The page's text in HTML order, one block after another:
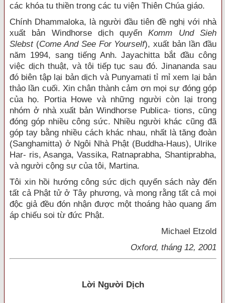
các khóa tu thiền trong các tu viện Thiên Chúa giáo.
Chính Dhammaloka, là người đầu tiên đề nghị với nhà
xuất bản Windhorse dịch quyểnKomm Und Sieh
Slebst (Come And See For Yourself), xuất bản lần đầu
năm 1994, sang tiếng Anh. Jayachitta bắt đầu công
việc dịch thuật, và tôi tiếp tục sau đó. Jinananda sau
đó biên tập lại bản dịch và Punyamati tỉ mỉ xem lại bản
thảo lần cuối. Xin chân thành cảm ơn mọi sự đóng góp
của họ. Portia Howe và những người còn lại trong
nhóm ở nhà xuất bản Windhorse Publica- tions, cũng
đóng góp nhiều công sức. Nhiều người khác cũng đã
góp tay bằng nhiều cách khác nhau, nhất là tăng đoàn
(Sanghamitta) ở Ngôi Nhà Phật (Buddha-Haus), Ulrike
Har- ris, Asanga, Vassika, Ratnaprabha, Shantiprabha,
và người cộng sự của tôi, Martina.
Tôi xin hồi hướng công sức dịch quyển sách này đến
tất cả Phật tử ở Tây phương, và mong rằng tất cả mọi
độc giả đều đón nhận được một thoáng hào quang ấm
áp chiếu soi từ đức Phật.
Michael Etzold
Oxford, tháng 12, 2001
Lời Người Dịch